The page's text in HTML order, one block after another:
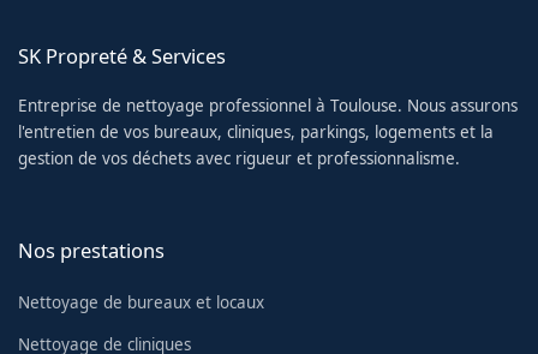
SK Propreté & Services
Entreprise de nettoyage professionnel à Toulouse. Nous assurons
l'entretien de vos bureaux, cliniques, parkings, logements et la
gestion de vos déchets avec rigueur et professionnalisme.
Nos prestations
Nettoyage de bureaux et locaux
Nettoyage de cliniques